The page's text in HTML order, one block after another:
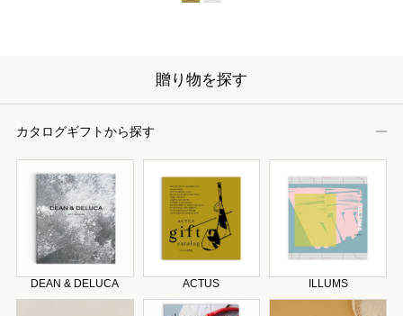
贈り物を探す
カタログギフトから探す
DEAN & DELUCA ACTUS ILLUMS